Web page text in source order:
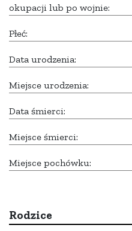
okupacji lub po wojnie:
Płeć:
Data urodzenia:
Miejsce urodzenia:
Data śmierci:
Miejsce śmierci:
Miejsce pochówku:
Rodzice